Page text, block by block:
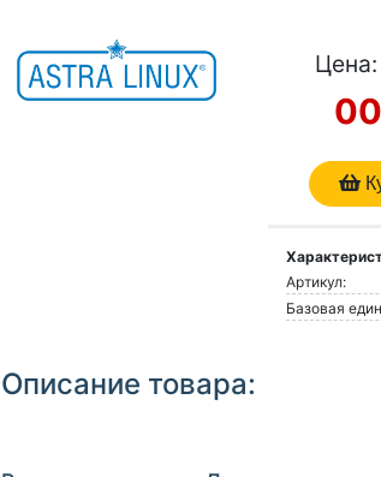
Цена:
Артикул:
Базовая
Описание товара: